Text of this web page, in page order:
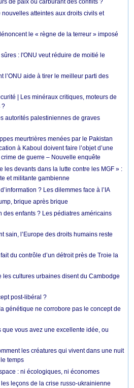
de paix ou carburant des conflits ?
atteintes aux droits civils et
le « règne de la terreur » imposé
: l'ONU veut réduire de moitié le
l’ONU aide à tirer le meilleur parti des
| Les minéraux critiques, moteurs de
?
autorités palestiniennes de graves
meurtrières menées par le Pakistan
à Kaboul doivent faire l’objet d’une
de guerre – Nouvelle enquête
les devants dans la lutte contre les MGF » :
et militante gambienne
? Les dilemmes face à l’IA
brique après brique
des enfants ? Les pédiatres américains
sain, l’Europe des droits humains reste
du contrôle d’un détroit près de Troie la
les cultures urbaines disent du Cambodge
post-libéral ?
génétique ne corrobore pas le concept de
que vous avez une excellente idée, ou
les créatures qui vivent dans une nuit
temps
: ni écologiques, ni économes
leçons de la crise russo-ukrainienne